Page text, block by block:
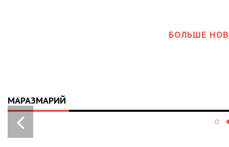
БОЛЬШЕ
МАРАЗМАРИЙ